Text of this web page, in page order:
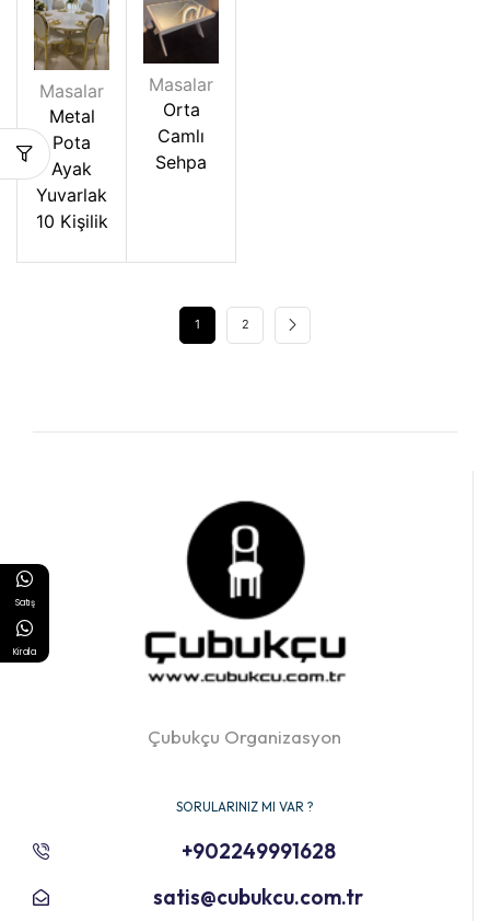
Masalar
Metal
Pota
Ayak
Yuvarlak
10 Kişilik
Masalar
Orta
Camlı
Sehpa
1 2
Çubukçu Organizasyon
SORULARINIZ MI VAR ?
+902249991628
satis@cubukcu.com.tr
Satış
Kirala